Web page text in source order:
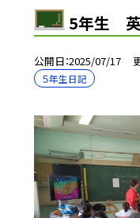
5年生
公開日 2025/07/17
５年生日記